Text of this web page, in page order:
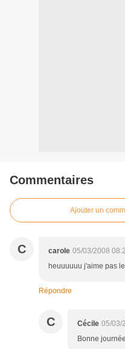
Commentaires
Ajouter un
C carole 05/03/2008
heuuuuuu j'aime pas
Répondre
C Cécile 05/03/
Bonne